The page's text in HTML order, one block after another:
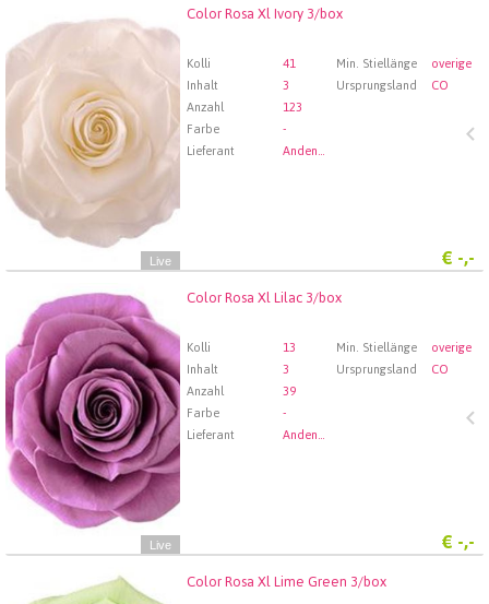
Live
Color Rosa Xl Ivory 3/box
Kolli 41 Min. Stiellänge
overige
Inhalt
3 Ursprungsland
CO
Anzahl
123
Farbe
-
Lieferant
Andenstolz Handel GmbH
€ -,-
Color Rosa Xl Ivory 3/box
Wählen Sie zuerst ein Abfartdatum.
Live
Color Rosa Xl Lilac 3/box
Kolli 13 Min. Stiellänge
overige
Inhalt
3 Ursprungsland
CO
Anzahl
39
Farbe
-
Lieferant
Andenstolz Handel GmbH
€ -,-
Color Rosa Xl Lilac 3/box
Wählen Sie zuerst ein Abfartdatum.
Color Rosa Xl Lime Green 3/box
Color Rosa Xl Lime Green 3/box